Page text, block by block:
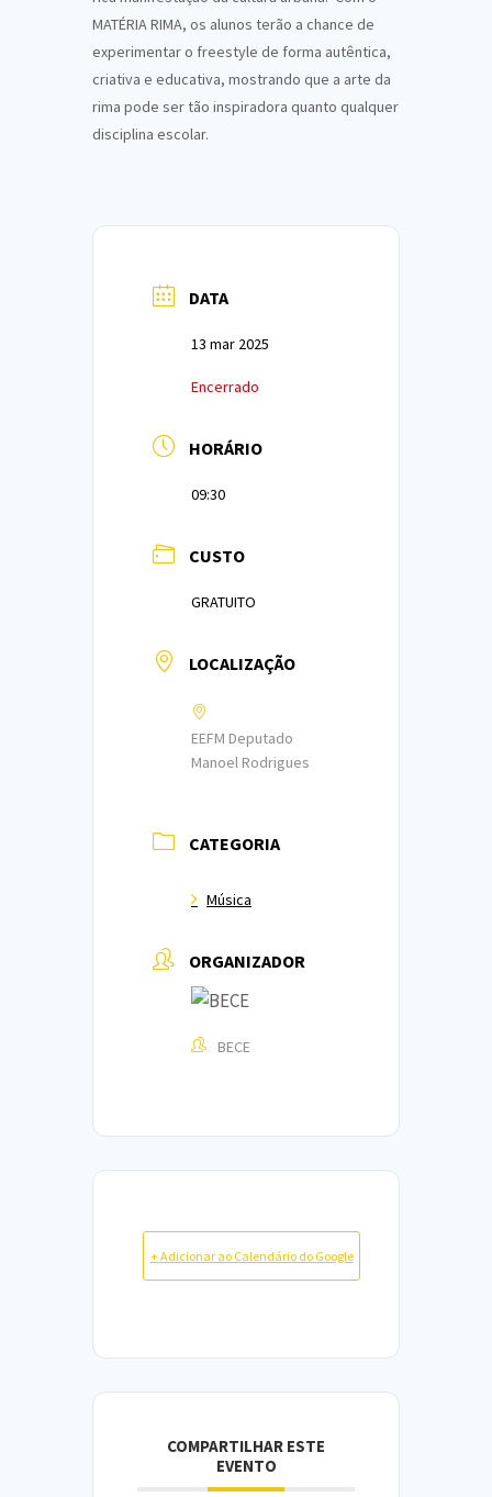
MATÉRIA RIMA, os alunos terão a chance de
experimentar o freestyle de forma autêntica,
criativa e educativa, mostrando que a arte da
rima pode ser tão inspiradora quanto qualquer
disciplina escolar.
DATA
13 mar 2025
Encerrado
HORÁRIO
09:30
CUSTO
GRATUITO
LOCALIZAÇÃO
EEFM Deputado
Manoel Rodrigues
CATEGORIA
Música
ORGANIZADOR
BECE
+ Adicionar ao Calendário do Google
COMPARTILHAR ESTE
EVENTO